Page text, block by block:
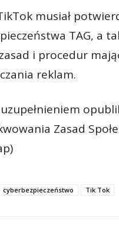
musiał
TAG, a
i procedur
reklam.
Zasad
cyberbezpieczeństwo Tik Tok